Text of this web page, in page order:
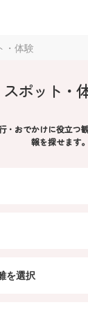
・体験
スポット・
・おでかけに役立つ
報を探せます。
を選択